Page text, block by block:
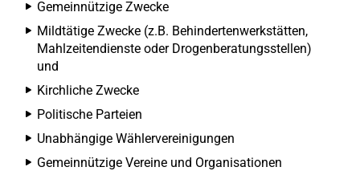
Gemeinnützige Zwecke
Mildtätige Zwecke (z.B. Behindertenwerkstätten,
Mahlzeitendienste oder Drogenberatungsstellen)
und
Kirchliche Zwecke
Politische Parteien
Unabhängige Wählervereinigungen
Gemeinnützige Vereine und Organisationen